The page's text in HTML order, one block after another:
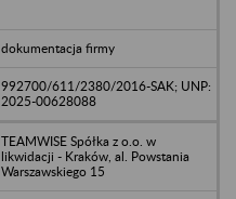
dokumentacja firmy
992700/611/2380/2016-SAK; UNP:
2025-00628088
TEAMWISE Spółka z o.o. w
likwidacji - Kraków, al. Powstania
Warszawskiego 15